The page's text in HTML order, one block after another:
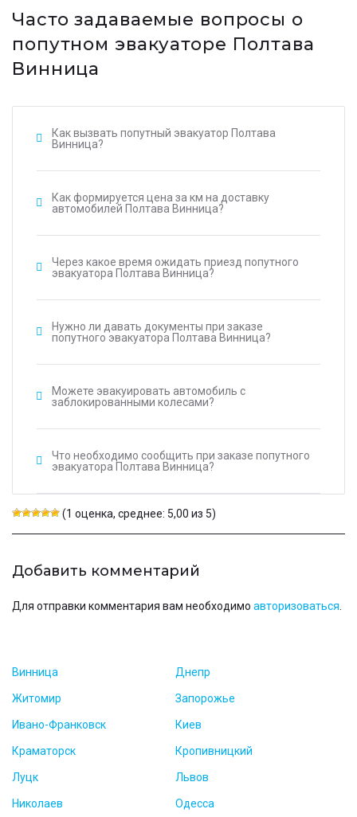
Винница Днепр
Житомир Запорожье
Ивано-Франковск Киев
Краматорск Кропивницкий
Луцк Львов
Николаев Одесса
Часто задаваемые вопросы о
попутном эвакуаторе Полтава
Винница
Как вызвать попутный эвакуатор Полтава
Винница?
Как формируется цена за км на доставку
автомобилей Полтава Винница?
Через какое время ожидать приезд попутного
эвакуатора Полтава Винница?
Нужно ли давать документы при заказе
попутного эвакуатора Полтава Винница?
Можете эвакуировать автомобиль с
заблокированными колесами?
Что необходимо сообщить при заказе попутного
эвакуатора Полтава Винница?
(1 оценка, среднее: 5,00 из 5)
Добавить комментарий
Для отправки комментария вам необходимо авторизоваться